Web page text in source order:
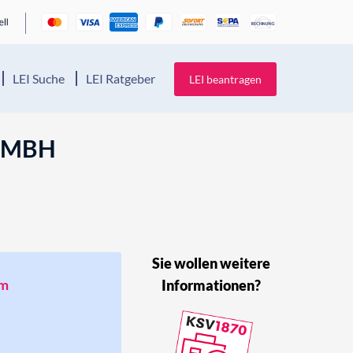
LEI Suche LEI Ratgeber LEI beantragen
Sie wollen weitere
Informationen?